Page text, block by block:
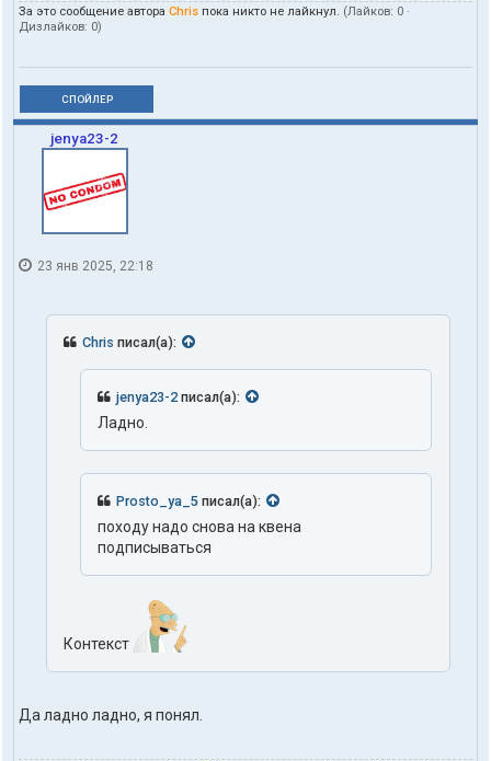
За это сообщение автора Chris пока никто не лайкнул. (Лайков: 0 ·
Дизлайков: 0)
СПОЙЛЕР
jenya23-2
23 янв 2025, 22:18
Chris писал(а):
jenya23-2писал(а):
Ладно.
Prosto_ya_5 писал(а):
походу надо снова на квена
подписываться
Контекст
Да ладно ладно, я понял.